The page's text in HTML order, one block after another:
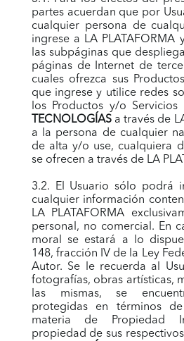
partes acuerdan que por
cualquier persona de
ingrese a LA
las subpáginas que
páginas de Internet de
cuales ofrezca sus
que ingrese y utilice redes
los Productos y/o
TECNOLOGÍASa través de
a la persona de cualquier
de alta y/o use, cualquiera
se ofrecen a través de LA
3.2. El Usuario sólo podrá
cualquier información
LA PLATAFORMA
personal, no comercial. En
moral se estará a lo
148, fracción IV de la Ley
Autor. Se le recuerda al
fotografías, obras artísticas,
las mismas, se
protegidas en términos
materia de Propiedad
propiedad de sus